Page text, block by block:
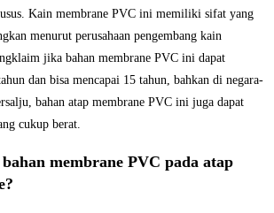
Kain membrane PVC ini memiliki sifat yang
menurut perusahaan pengembang kain
jika bahan membrane PVC ini dapat
dan bisa mencapai 15 tahun, bahkan di negara-
bahan atap membrane PVC ini juga dapat
cukup berat.
membrane PVC pada atap